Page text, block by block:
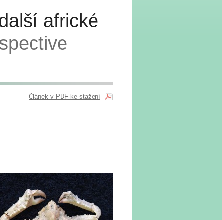
africké
Článek v PDF ke stažení